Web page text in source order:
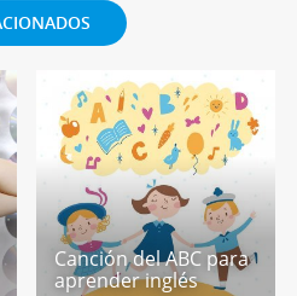
Canción del ABC para
aprender inglés